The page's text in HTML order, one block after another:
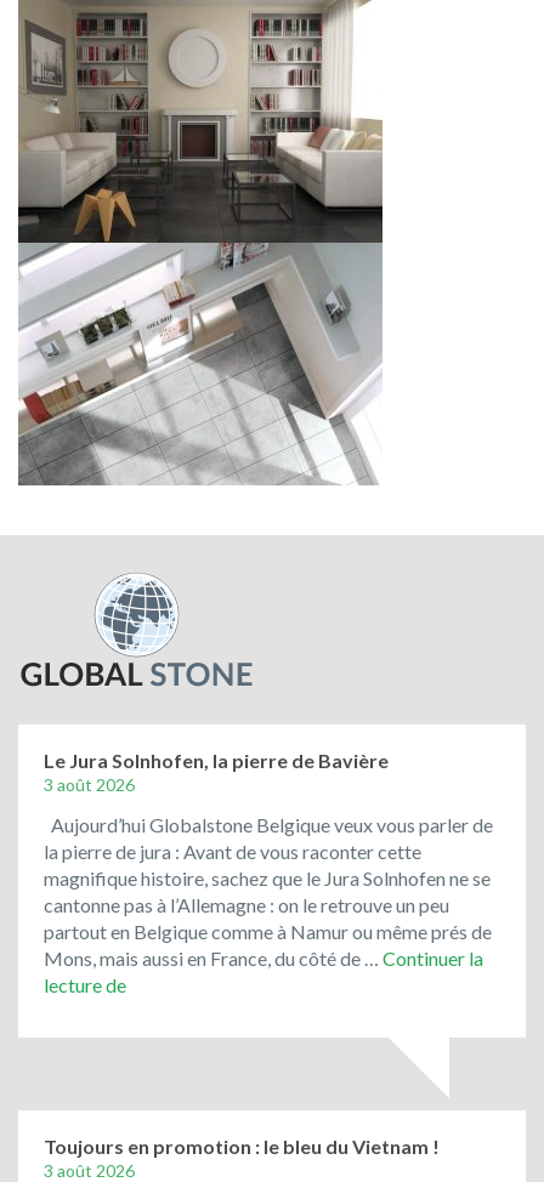
Le Jura Solnhofen, la pierre de Bavière
3 août 2026
Aujourd’hui Globalstone Belgique veux vous parler de
la pierre de jura : Avant de vous raconter cette
magnifique histoire, sachez que le Jura Solnhofen ne se
cantonne pas à l’Allemagne : on le retrouve un peu
partout en Belgique comme à Namur ou même prés de
Mons, mais aussi en France, du côté de … Continuer la
lecture deLe
Solnhofen,
de
Bavière
Toujours en promotion : le bleu du Vietnam !
3 août 2026